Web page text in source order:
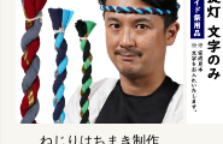
ねじりはちまき制作